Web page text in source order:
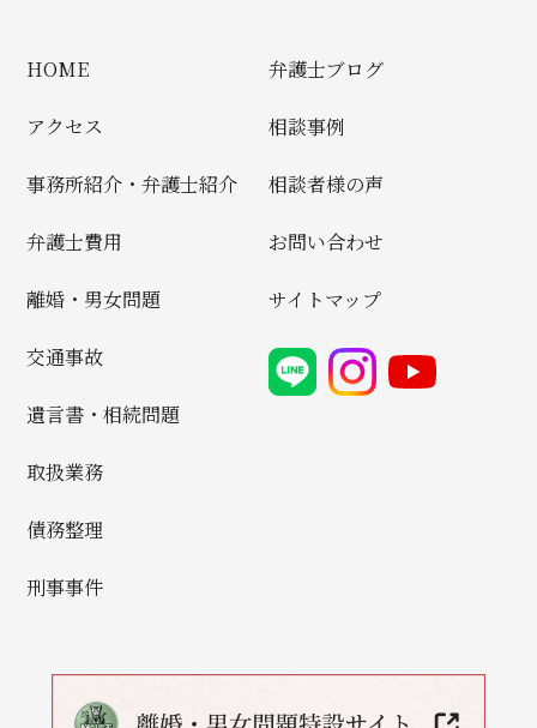
HOME
アクセス
事務所紹介・弁護士紹介
弁護士費用
離婚・男女問題
交通事故
遺言書・相続問題
取扱業務
債務整理
刑事事件
弁護士ブログ
相談事例
相談者様の声
お問い合わせ
サイトマップ